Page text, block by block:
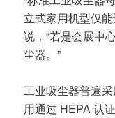
立式家用机型仅
说，“若是会展中
尘器。”
工业吸尘器普遍
用通过 HEPA 认